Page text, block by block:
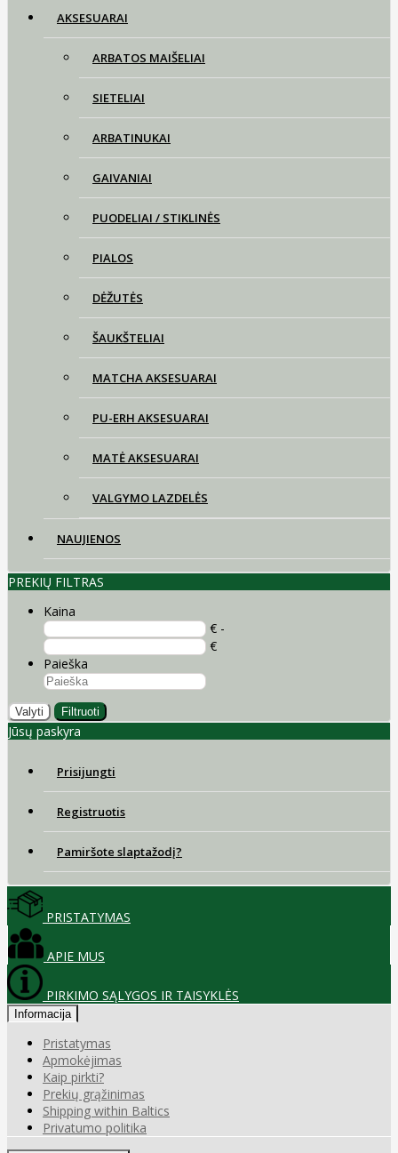
AKSESUARAI
ARBATOS MAIŠELIAI
SIETELIAI
ARBATINUKAI
GAIVANIAI
PUODELIAI / STIKLINĖS
PIALOS
DĖŽUTĖS
ŠAUKŠTELIAI
MATCHA AKSESUARAI
PU-ERH AKSESUARAI
MATĖ AKSESUARAI
VALGYMO LAZDELĖS
NAUJIENOS
PREKIŲ FILTRAS
Kaina
€ -
€
Paieška
Valyti Filtruoti
Jūsų paskyra
Prisijungti
Registruotis
Pamiršote slaptažodį?
PRISTATYMAS
APIE MUS
PIRKIMO SĄLYGOS IR TAISYKLĖS
Informacija
Pristatymas
Apmokėjimas
Kaip pirkti?
Prekių grąžinimas
Shipping within Baltics
Privatumo politika